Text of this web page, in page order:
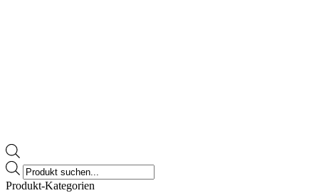
Products
search
Produkt-Kategorien